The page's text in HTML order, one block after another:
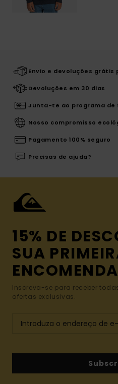
Envio e devoluções grátis
Devoluções em 30 dias
Junta-te ao programa de
Nosso compromisso
Pagamento 100% seguro
Precisas de ajuda?
15% DE
SUA
Inscreva-se para receber
ofertas exclusivas.